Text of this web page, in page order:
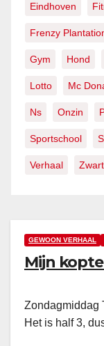
Eindhoven
Frenzy
Gym Hond
Lotto Mc
Ns Onzin
Sportschool
Verhaal
GEWOON VERHAAL
Mijn
Zondagmiddag
Het is half 3,